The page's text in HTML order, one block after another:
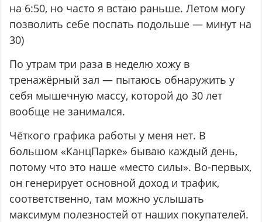
на 6:50, но часто я встаю раньше. Летом могу
позволить себе поспать подольше — минут на
30)
По утрам три раза в неделю хожу в
тренажёрный зал — пытаюсь обнаружить у
себя мышечную массу, которой до 30 лет
вообще не занимался.
Чёткого графика работы у меня нет. В
большом «КанцПарке» бываю каждый день,
потому что это наше «место силы». Во-первых,
он генерирует основной доход и трафик,
соответственно, там можно услышать
максимум полезностей от наших покупателей.